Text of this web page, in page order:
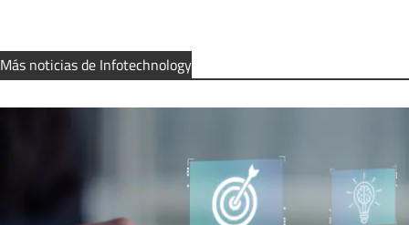
Más noticias de Infotechnology